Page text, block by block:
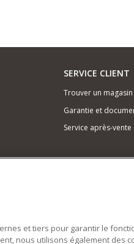
SERVICE CLIENT
Trouver un magasin
Garantie et
Service après-vente
et tiers pour garantir le
nous utilisons également